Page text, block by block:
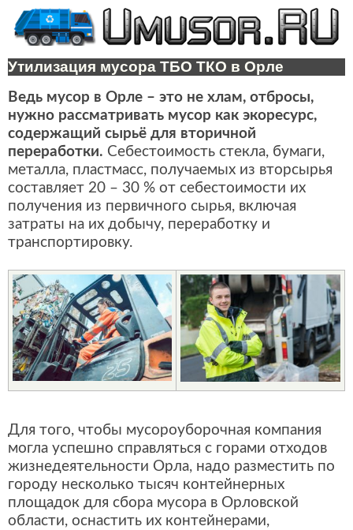
Утилизация мусора ТБО ТКО в Орле
Ведь мусор в Орле – это не хлам, отбросы,
нужно рассматривать мусор как экоресурс,
содержащий сырьё для вторичной
переработки. Себестоимость стекла, бумаги,
металла, пластмасс, получаемых из вторсырья
составляет 20 – 30 % от себестоимости их
получения из первичного сырья, включая
затраты на их добычу, переработку и
транспортировку.
Для того, чтобы мусороуборочная компания
могла успешно справляться с горами отходов
жизнедеятельности Орла, надо разместить по
городу несколько тысяч контейнерных
площадок для сбора мусора в Орловской
области, оснастить их контейнерами,